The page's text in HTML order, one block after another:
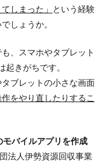
しまった」
という経験
しょうか。
、スマホやタブレット
起きがちです。
ブレットの小さな画面
をやり直したりするこ
バイルアプリを作成
法人伊勢資源回収事業